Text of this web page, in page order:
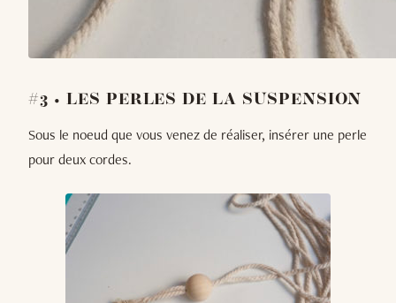
#3 • LES PERLES DE LA SUSPENSION
Sous le noeud que vous venez de réaliser, insérer une perle
pour deux cordes.